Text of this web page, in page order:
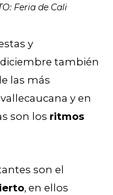
Feria de Cali
y
también
las más
y en
son los ritmos
son el
, en ellos